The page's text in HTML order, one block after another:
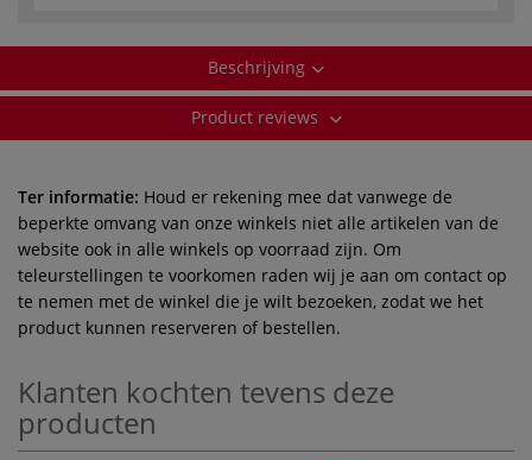
Beschrijving
Product reviews
Ter informatie: Houd er rekening mee dat vanwege de
beperkte omvang van onze winkels niet alle artikelen van de
website ook in alle winkels op voorraad zijn. Om
teleurstellingen te voorkomen raden wij je aan om contact op
te nemen met de winkel die je wilt bezoeken, zodat we het
product kunnen reserveren of bestellen.
Klanten kochten tevens deze
producten